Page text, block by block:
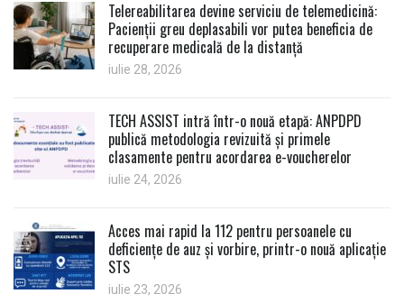
Telereabilitarea devine serviciu de telemedicină:
Pacienții greu deplasabili vor putea beneficia de
recuperare medicală de la distanță
iulie 28, 2026
TECH ASSIST intră într-o nouă etapă: ANPDPD
publică metodologia revizuită și primele
clasamente pentru acordarea e-voucherelor
iulie 24, 2026
Acces mai rapid la 112 pentru persoanele cu
deficiențe de auz și vorbire, printr-o nouă aplicație
STS
iulie 23, 2026